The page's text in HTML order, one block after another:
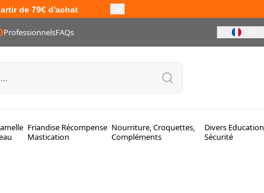
de 79€ d'achat
ProfessionnelsFAQs
Friandise Récompense
Mastication
Nourriture, Croquettes,
Compléments
Divers Education
Sécurité